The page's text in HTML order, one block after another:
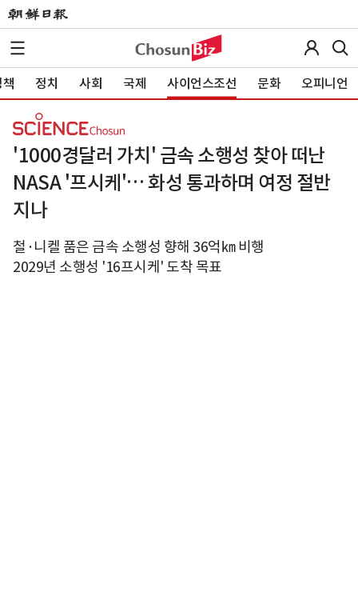
정치 사회 국제 사이언스조선 문화 오피니언
'1000경달러 가치' 금속 소행성 찾아 떠난
NASA '프시케'… 화성 통과하며 여정 절반
지나
철·니켈 품은 금속 소행성 향해 36억㎞ 비행
2029년 소행성 '16프시케' 도착 목표